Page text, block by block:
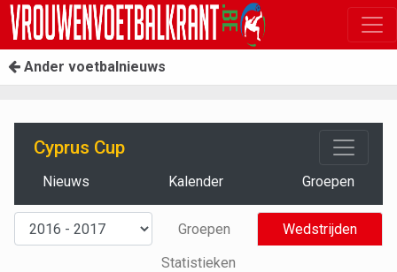
Ander voetbalnieuws
Cyprus Cup
Nieuws Kalender Groepen
Groepen
Wedstrijden
Statistieken